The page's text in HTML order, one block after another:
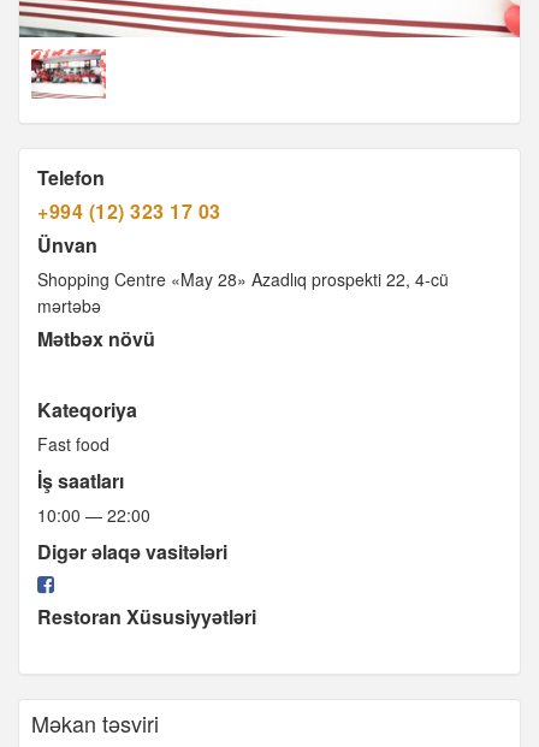
Telefon
+994 (12) 323 17 03
Ünvan
Shopping Centre «May 28» Azadlıq prospekti 22, 4-cü
mərtəbə
Mətbəx növü
Kateqoriya
Fast food
İş saatları
10:00 — 22:00
Digər əlaqə vasitələri
Restoran Xüsusiyyətləri
Məkan təsviri